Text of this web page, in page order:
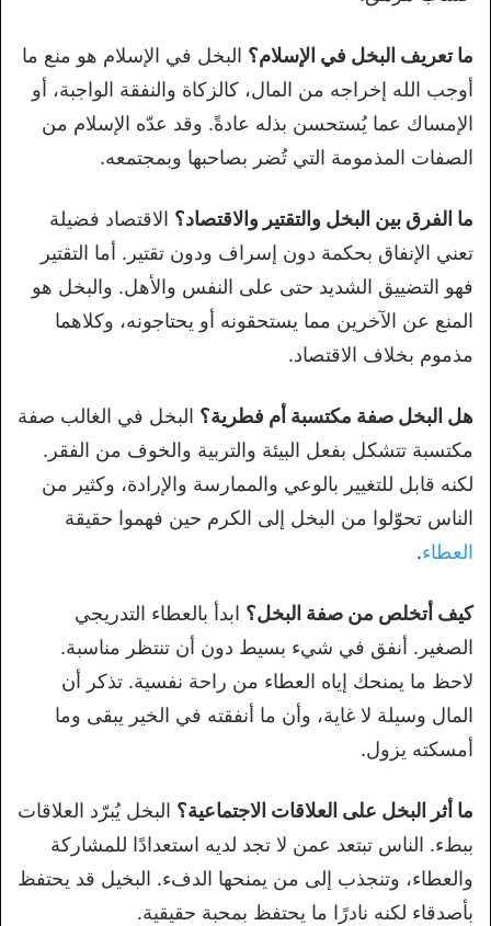
ما تعريف البخل في الإسلام؟ البخل في الإسلام هو منع ما
أوجب الله إخراجه من المال، كالزكاة والنفقة الواجبة، أو
الإمساك عما يُستحسن بذله عادةً. وقد عدّه الإسلام من
الصفات المذمومة التي تُضر بصاحبها وبمجتمعه.
ما الفرق بين البخل والتقتير والاقتصاد؟ الاقتصاد فضيلة
تعني الإنفاق بحكمة دون إسراف ودون تقتير. أما التقتير
فهو التضييق الشديد حتى على النفس والأهل. والبخل هو
المنع عن الآخرين مما يستحقونه أو يحتاجونه، وكلاهما
مذموم بخلاف الاقتصاد.
هل البخل صفة مكتسبة أم فطرية؟ البخل في الغالب صفة
مكتسبة تتشكل بفعل البيئة والتربية والخوف من الفقر.
لكنه قابل للتغيير بالوعي والممارسة والإرادة، وكثير من
الناس تحوّلوا من البخل إلى الكرم حين فهموا حقيقة
العطاء.
كيف أتخلص من صفة البخل؟ ابدأ بالعطاء التدريجي
الصغير. أنفق في شيء بسيط دون أن تنتظر مناسبة.
لاحظ ما يمنحك إياه العطاء من راحة نفسية. تذكر أن
المال وسيلة لا غاية، وأن ما أنفقته في الخير يبقى وما
أمسكته يزول.
ما أثر البخل على العلاقات الاجتماعية؟ البخل يُبرّد العلاقات
ببطء. الناس تبتعد عمن لا تجد لديه استعدادًا للمشاركة
والعطاء، وتنجذب إلى من يمنحها الدفء. البخيل قد يحتفظ
بأصدقاء لكنه نادرًا ما يحتفظ بمحبة حقيقية.